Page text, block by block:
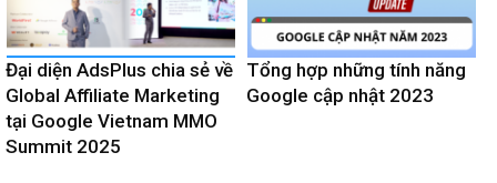
Đại diện AdsPlus chia sẻ về
Global Affiliate Marketing
tại Google Vietnam MMO
Summit 2025
Tổng hợp những tính năng
Google cập nhật 2023